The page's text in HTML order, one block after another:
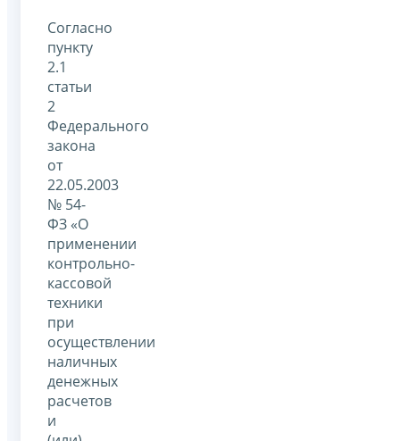
Согласно
пункту
2.1
статьи
2
Федерального
закона
от
22.05.2003
№ 54-
ФЗ «О
применении
контрольно-
кассовой
техники
при
осуществлении
наличных
денежных
расчетов
и